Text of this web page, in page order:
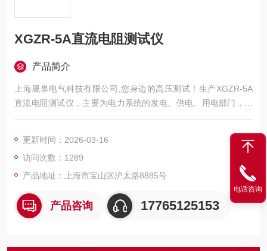
XGZR-5A直流电阻测试仪
产品简介
上海晟皋电气科技有限公司,您身边的高压测试！生产XGZR-5A
直流电阻测试仪，主要为电力系统的发电、供电、用电部门，科
研机构与电力设备相关的生产企业，提供的高压试验设备和检测
更新时间：2026-03-16
访问次数：1289
产品地址：上海市宝山区沪太路8885号
产品咨询 17765125153
电话咨询